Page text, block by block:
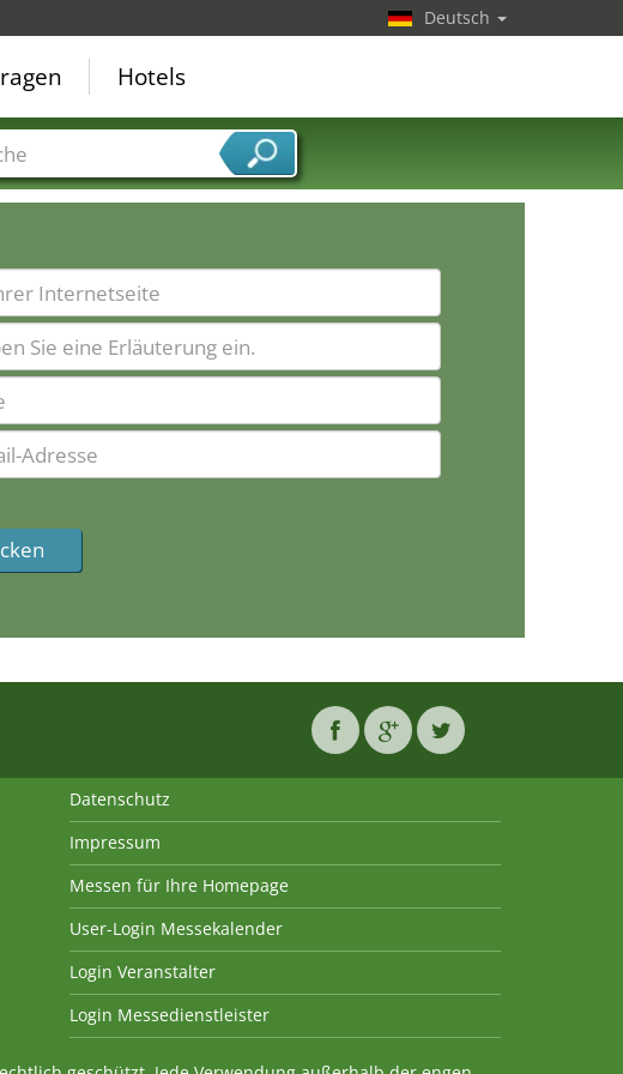
Deutsch
Hotels
Datenschutz
Impressum
Messen für Ihre Homepage
User-Login Messekalender
Login Veranstalter
Login Messedienstleister